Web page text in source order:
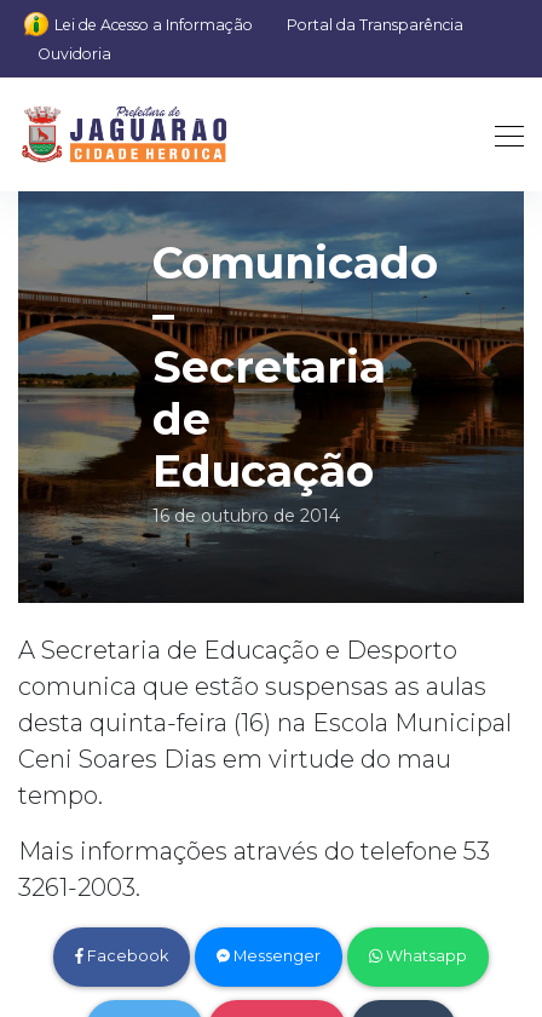
Lei de Acesso a Informação
Portal da Transparência
Ouvidoria
Comunicado
–
Secretaria
de
Educação
16 de outubro de 2014
A Secretaria de Educação e Desporto
comunica que estão suspensas as aulas
desta quinta-feira (16) na Escola Municipal
Ceni Soares Dias em virtude do mau
tempo.
Mais informações através do telefone 53
3261-2003.
Facebook Messenger Whatsapp